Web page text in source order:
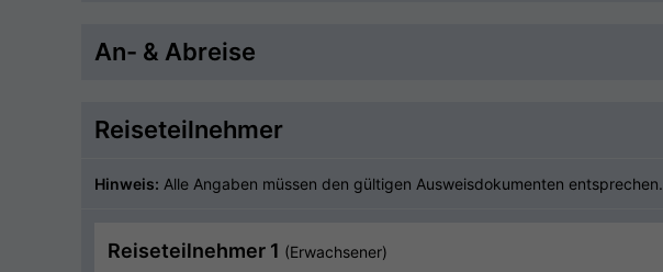
An- & Abreise
Reiseteilnehmer
Hinweis: Alle Angaben müssen den gültigen Ausweisdokumenten entsprechen.
Reiseteilnehmer 1 (Erwachsener)